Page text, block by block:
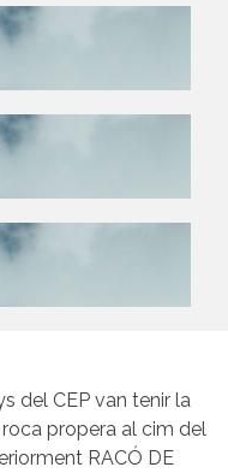
del CEP van tenir la
roca propera al cim del
RACÓ DE